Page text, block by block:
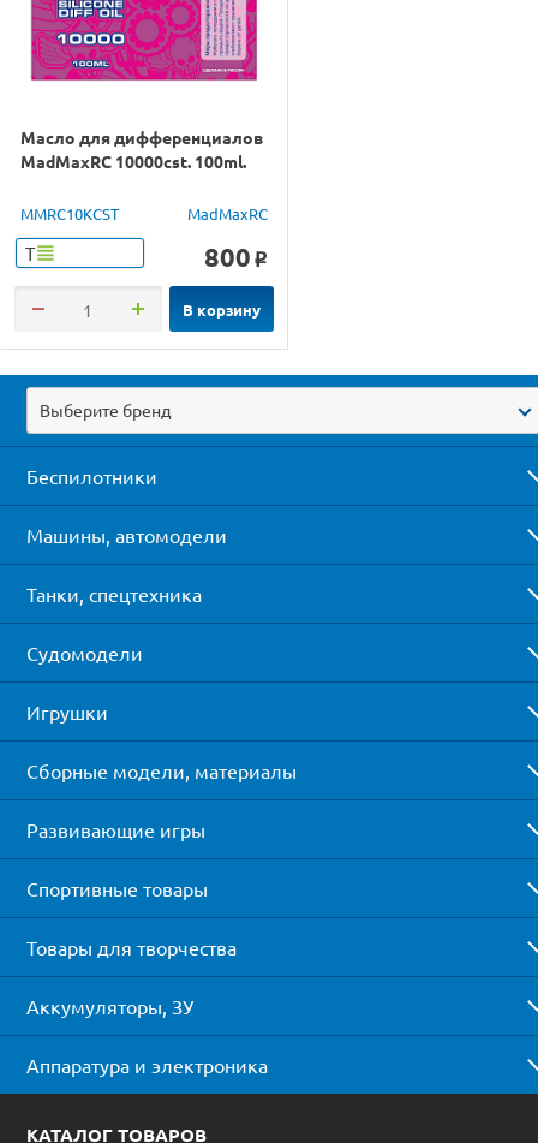
Масло для дифференциалов
MadMaxRC 10000cst. 100ml.
MMRC10KCST MadMaxRC
Т 800 o
В корзину
Выберите бренд
Беспилотники
Машины, автомодели
Танки, спецтехника
Судомодели
Игрушки
Сборные модели, материалы
Развивающие игры
Спортивные товары
Товары для творчества
Аккумуляторы, ЗУ
Аппаратура и электроника
КАТАЛОГ ТОВАРОВ